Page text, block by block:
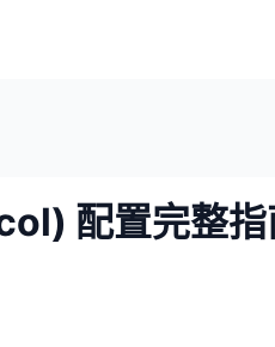
配置完整指